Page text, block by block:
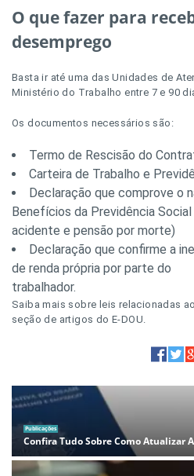
O que fazer para
desemprego
Basta ir até uma das Unidades de
Ministério do Trabalho entre 7 e 90
Os documentos necessários são:
Termo de Rescisão do
Carteira de Trabalho e
Declaração que comprove o
Benefícios da Previdência
acidente e pensão por morte)
Declaração que confirme a
de renda própria por parte do
trabalhador.
Saiba mais sobre leis relacionadas
seção de artigos do E-DOU.
Publicações
Confira Tudo Sobre Como Atualizar